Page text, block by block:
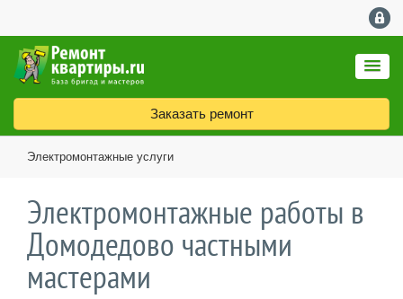
Заказать ремонт
Электромонтажные услуги
Электромонтажные работы в
Домодедово частными
мастерами